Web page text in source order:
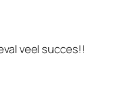
veel succes!!